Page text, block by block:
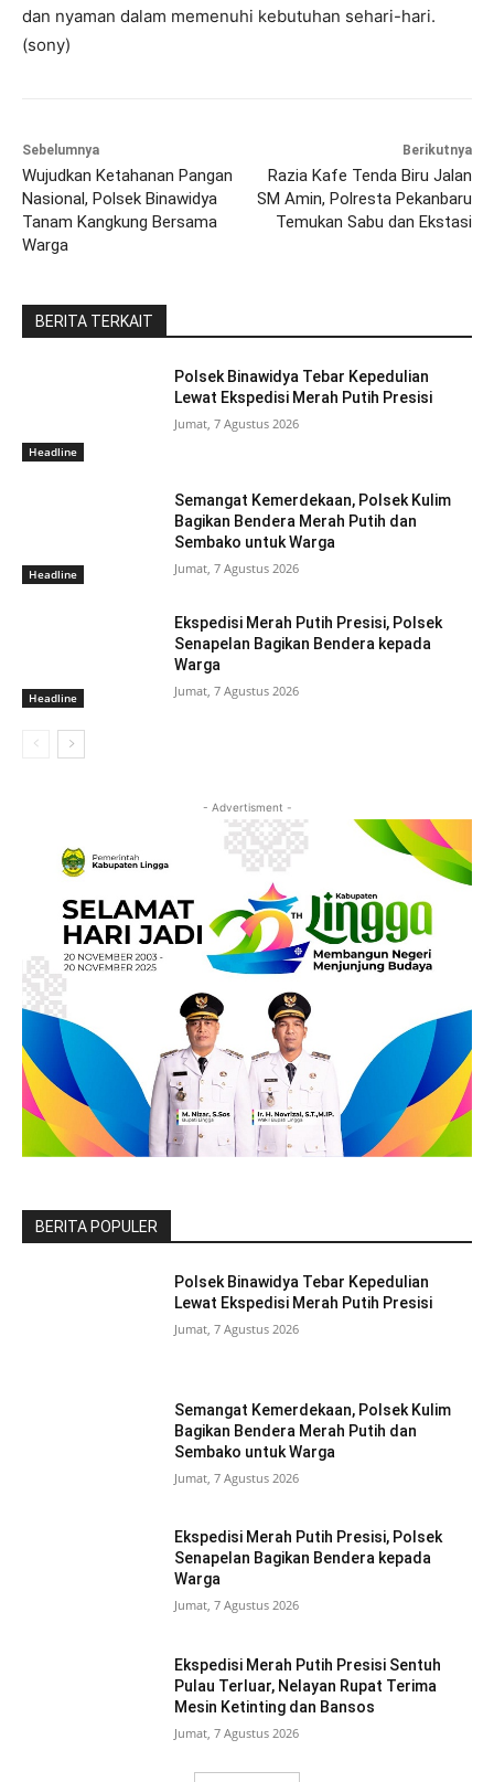
dan nyaman dalam memenuhi kebutuhan sehari-hari.
(sony)
Sebelumnya
Wujudkan Ketahanan Pangan
Nasional, Polsek Binawidya
Tanam Kangkung Bersama
Warga
Berikutnya
Razia Kafe Tenda Biru Jalan
SM Amin, Polresta Pekanbaru
Temukan Sabu dan Ekstasi
BERITA TERKAIT
Headline
Polsek Binawidya Tebar Kepedulian
Lewat Ekspedisi Merah Putih Presisi
Jumat, 7 Agustus 2026
Headline
Semangat Kemerdekaan, Polsek Kulim
Bagikan Bendera Merah Putih dan
Sembako untuk Warga
Jumat, 7 Agustus 2026
Headline
Ekspedisi Merah Putih Presisi, Polsek
Senapelan Bagikan Bendera kepada
Warga
Jumat, 7 Agustus 2026
- Advertisment -
BERITA POPULER
Polsek Binawidya Tebar Kepedulian
Lewat Ekspedisi Merah Putih Presisi
Jumat, 7 Agustus 2026
Semangat Kemerdekaan, Polsek Kulim
Bagikan Bendera Merah Putih dan
Sembako untuk Warga
Jumat, 7 Agustus 2026
Ekspedisi Merah Putih Presisi, Polsek
Senapelan Bagikan Bendera kepada
Warga
Jumat, 7 Agustus 2026
Ekspedisi Merah Putih Presisi Sentuh
Pulau Terluar, Nelayan Rupat Terima
Mesin Ketinting dan Bansos
Jumat, 7 Agustus 2026